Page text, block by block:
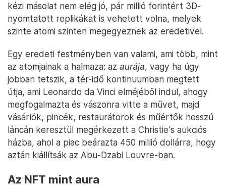
kézi másolat nem elég jó, pár millió forintért 3D-
nyomtatott replikákat is vehetett volna, melyek
szinte atomi szinten megegyeznek az eredetivel.
Egy eredeti festményben van valami, ami több, mint
az atomjainak a halmaza: az aurája, vagy ha úgy
jobban tetszik, a tér-idő kontinuumban megtett
útja, ami Leonardo da Vinci elméjéből indul, ahogy
megfogalmazta és vászonra vitte a művet, majd
vásárlók, pincék, restaurátorok és műértők hosszú
láncán keresztül megérkezett a Christie's aukciós
házba, ahol a piac beárazta 450 millió dollárra, hogy
aztán kiállítsák az Abu-Dzabi Louvre-ban.
Az NFT mint aura